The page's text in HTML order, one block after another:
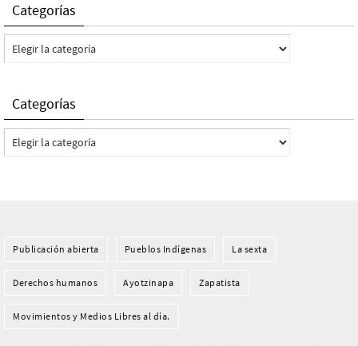
Categorías
Categorías
Categorías
Categorías
Publicación abierta Pueblos Indí­genas La sexta
Derechos humanos Ayotzinapa Zapatista
Movimientos y Medios Libres al día.